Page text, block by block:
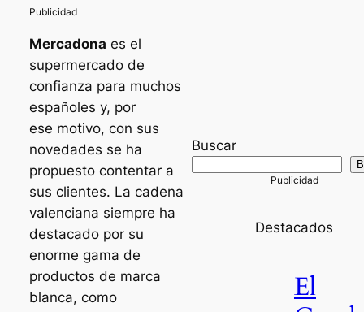
Mercadona es el
supermercado de
confianza para muchos
españoles y, por
ese motivo, con sus
novedades se ha
propuesto contentar a
sus clientes. La cadena
valenciana siempre ha
destacado por su
enorme gama de
productos de marca
blanca, como
Buscar
Destacados
El